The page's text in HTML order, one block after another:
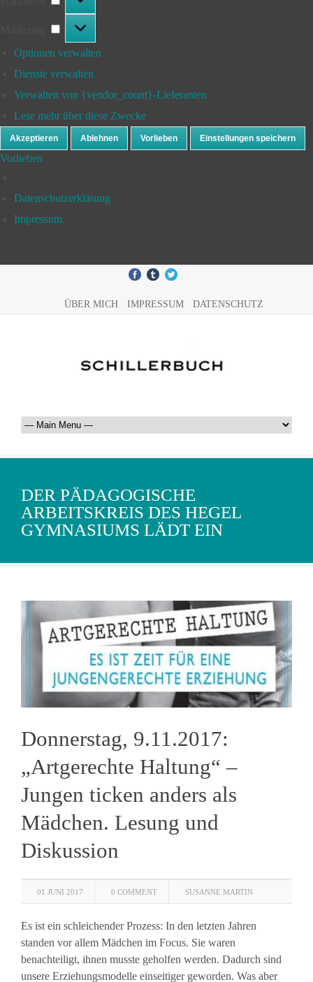
Optionen verwalten
Dienste verwalten
Verwalten von {vendor_count}-Lieferanten
Lese mehr über diese Zwecke
Akzeptieren Ablehnen Vorlieben Einstellungen speichern
Vorlieben
Datenschutzerklärung
Impressum
ÜBER MICH IMPRESSUM DATENSCHUTZ
DER PÄDAGOGISCHE
ARBEITSKREIS DES HEGEL
GYMNASIUMS LÄDT EIN
Donnerstag, 9.11.2017:
„Artgerechte Haltung“ –
Jungen ticken anders als
Mädchen. Lesung und
Diskussion
01 JUNI 2017 0 COMMENT SUSANNE MARTIN
Es ist ein schleichender Prozess: In den letzten Jahren
standen vor allem Mädchen im Focus. Sie waren
benachteiligt, ihnen musste geholfen werden. Dadurch sind
unsere Erziehungsmodelle einseitiger geworden. Was aber